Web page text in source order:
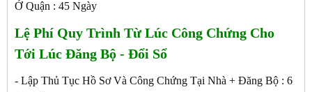
Ở Quận : 45 Ngày
Lệ Phí Quy Trình Từ Lúc Công Chứng Cho
Tới Lúc Đăng Bộ - Đổi Sổ
- Lập Thủ Tục Hồ Sơ Và Công Chứng Tại Nhà + Đăng Bộ : 6